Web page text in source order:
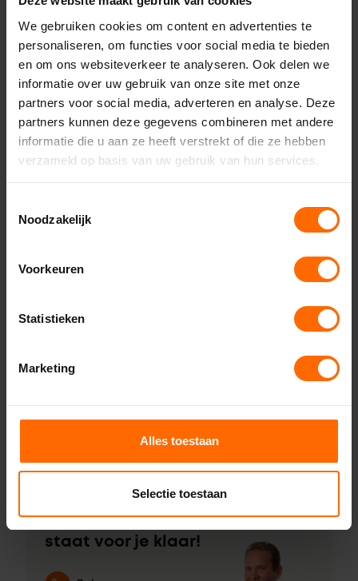
We gebruiken cookies om content en advertenties te
personaliseren, om functies voor social media te bieden
en om ons websiteverkeer te analyseren. Ook delen we
informatie over uw gebruik van onze site met onze
partners voor social media, adverteren en analyse. Deze
partners kunnen deze gegevens combineren met andere
informatie die u aan ze heeft verstrekt of die ze hebben
verzameld op basis van uw gebruik van hun services.
Noodzakelijk
Voorkeuren
Statistieken
Marketing
Alles toestaan
Selectie toestaan
Klantenservice
Productinformatie
Begrippen
Plaatsen en inmeten
Service en garantie
Wat is Skodora Pro?
Montagehandleidingen
staat voor je klaar!